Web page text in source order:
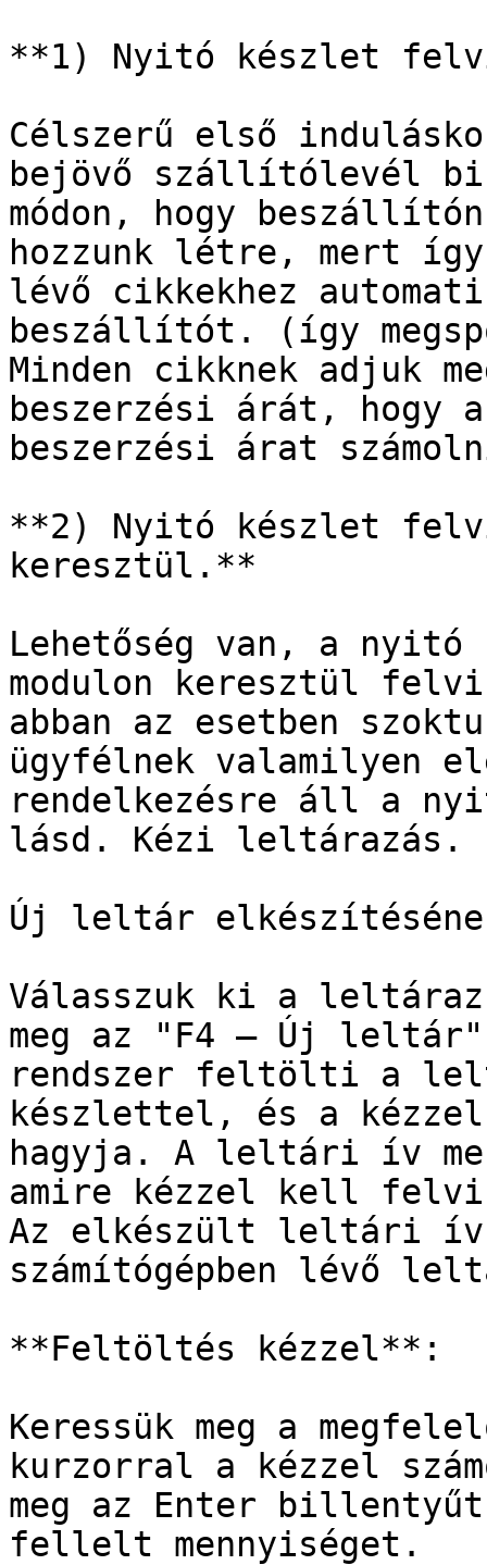
**1) Nyitó készlet
Célszerű első
bejövő szállítólevél
módon, hogy
hozzunk létre, mert
lévő cikkekhez
beszállítót. (így
Minden cikknek adjuk
beszerzési árát, hogy
beszerzési árat
**2) Nyitó készlet
keresztül.**
Lehetőség van, a
modulon keresztül
abban az esetben
ügyfélnek valamilyen
rendelkezésre áll a
lásd. Kézi leltárazás.
Új leltár
Válasszuk ki a
meg az "F4 – Új leltár"
rendszer feltölti a
készlettel, és a
hagyja. A leltári ív
amire kézzel kell
Az elkészült leltári
számítógépben lévő
**Feltöltés kézzel**:
Keressük meg a
kurzorral a kézzel
meg az Enter
fellelt mennyiséget.